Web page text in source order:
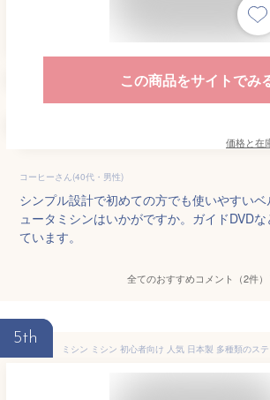
この商品をサイトでみ
価格と在
コーヒーさん(40代・男性)
シンプル設計で初めての方でも使いやすい
ュータミシンはいかがですか。ガイドDVD
ています。
全てのおすすめコメント（2件）
5th